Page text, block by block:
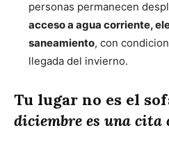
personas permanecen
acceso a agua corriente,
saneamiento, con
llegada del invierno.
Tu lugar no es el
diciembre es una cita